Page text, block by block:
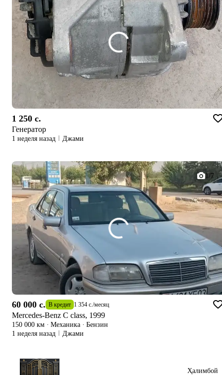
1 250 c.
Генератор
1 неделя назад Джами
1/7
60 000 c. В кредит 1 354 c./месяц
Mercedes-Benz C class, 1999
150 000 км · Механика · Бензин
1 неделя назад
Джами
Ҳалимбой